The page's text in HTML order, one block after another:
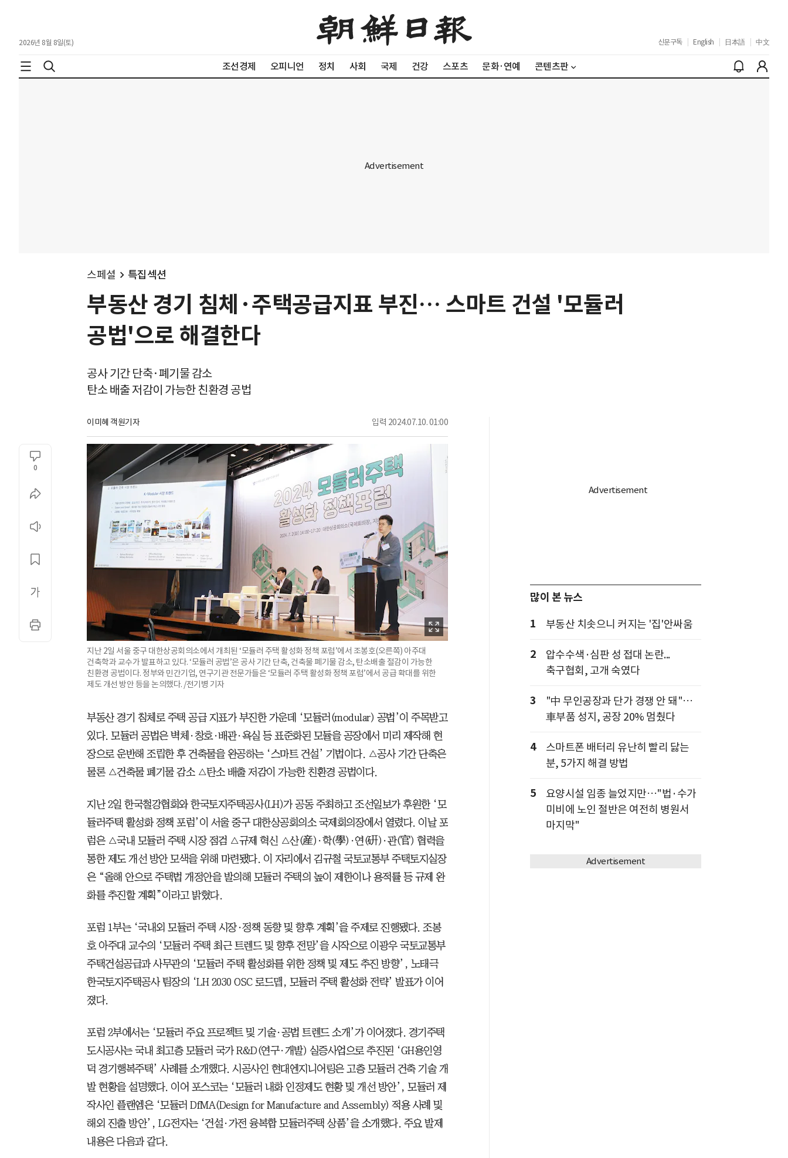
2026년 8월 8일(토) 신문구독 English 日本語 中文
조선경제 오피니언 정치 사회 국제 건강 스포츠 문화·연예 콘텐츠판
스페셜 특집섹션
부동산 경기 침체·주택공급지표 부진… 스마트 건설 '모듈러
공법'으로 해결한다
공사 기간 단축·폐기물 감소
탄소 배출 저감이 가능한 친환경 공법
이미혜 객원기자 입력 2024.07.10. 01:00
0
지난 2일 서울 중구 대한상공회의소에서 개최된 ‘모듈러 주택 활성화 정책 포럼’에서 조봉호(오른쪽) 아주대
건축학과 교수가 발표하고 있다. ‘모듈러 공법’은 공사 기간 단축, 건축물 폐기물 감소, 탄소배출 절감이 가능한
친환경 공법이다. 정부와 민간기업, 연구기관 전문가들은 ‘모듈러 주택 활성화 정책 포럼’에서 공급 확대를 위한
제도 개선 방안 등을 논의했다. /전기병 기자
부동산 경기 침체로 주택 공급 지표가 부진한 가운데 ‘모듈러(modular) 공법’이 주목받고
있다. 모듈러 공법은 벽체·창호·배관·욕실 등 표준화된 모듈을 공장에서 미리 제작해 현
장으로 운반해 조립한 후 건축물을 완공하는 ‘스마트 건설’ 기법이다. △공사 기간 단축은
물론 △건축물 폐기물 감소 △탄소 배출 저감이 가능한 친환경 공법이다.
지난 2일 한국철강협회와 한국토지주택공사(LH)가 공동 주최하고 조선일보가 후원한 ‘모
듈러주택 활성화 정책 포럼’이 서울 중구 대한상공회의소 국제회의장에서 열렸다. 이날 포
럼은 △국내 모듈러 주택 시장 점검 △규제 혁신 △산(産)·학(學)·연(硏)·관(官) 협력을
통한 제도 개선 방안 모색을 위해 마련됐다. 이 자리에서 김규철 국토교통부 주택토지실장
은 “올해 안으로 주택법 개정안을 발의해 모듈러 주택의 높이 제한이나 용적률 등 규제 완
화를 추진할 계획”이라고 밝혔다.
포럼 1부는 ‘국내외 모듈러 주택 시장·정책 동향 및 향후 계획’을 주제로 진행됐다. 조봉
호 아주대 교수의 ‘모듈러 주택 최근 트렌드 및 향후 전망’을 시작으로 이광우 국토교통부
주택건설공급과 사무관의 ‘모듈러 주택 활성화를 위한 정책 및 제도 추진 방향’, 노태극
한국토지주택공사 팀장의 ‘LH 2030 OSC 로드맵, 모듈러 주택 활성화 전략’ 발표가 이어
졌다.
포럼 2부에서는 ‘모듈러 주요 프로젝트 및 기술·공법 트렌드 소개’가 이어졌다. 경기주택
도시공사는 국내 최고층 모듈러 국가 R&D(연구·개발) 실증사업으로 추진된 ‘GH용인영
덕 경기행복주택’ 사례를 소개했다. 시공사인 현대엔지니어링은 고층 모듈러 건축 기술 개
발 현황을 설명했다. 이어 포스코는 ‘모듈러 내화 인정제도 현황 및 개선 방안’, 모듈러 제
작사인 플랜엠은 ‘모듈러 DfMA(Design for Manufacture and Assembly) 적용 사례 및
해외 진출 방안’, LG전자는 ‘건설·가전 융복합 모듈러주택 상품’을 소개했다. 주요 발제
내용은 다음과 같다.
많이 본 뉴스
1
부동산 치솟으니 커지는 '집'안싸움
2
압수수색·심판 성 접대 논란...
축구협회, 고개 숙였다
3
"中 무인공장과 단가 경쟁 안 돼"…
車부품 성지, 공장 20% 멈췄다
4
스마트폰 배터리 유난히 빨리 닳는
분, 5가지 해결 방법
5
요양시설 임종 늘었지만…"법·수가
미비에 노인 절반은 여전히 병원서
마지막"